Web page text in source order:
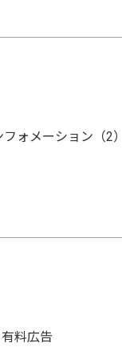
ォメーション（2）
有料広告